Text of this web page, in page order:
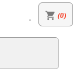
shopping_cart (0)
